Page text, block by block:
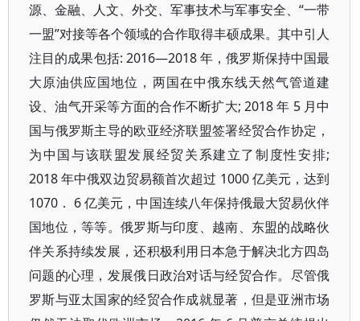
源、金融、人文、外交、军事技术与军事安全、“一带
一盟”对接等各个领域的合作取得丰硕成果。其中引人
注目的成果包括: 2016—2018 年，俄罗斯保持中国最
大原油供应国地位，两国在中俄东线天然气管道建
设、油气开采等方面的合作不断扩大; 2018 年 5 月中
国与俄罗斯主导的欧亚经济联盟签署经贸合作协定，
为中国与该联盟发展经贸关系建立了制度性安排;
2018 年中俄双边贸易额首次超过 1000 亿美元，达到
1070． 6 亿美元，中国连续八年保持俄最大贸易伙伴
国地位，等等。俄罗斯与印度、越南、东盟的战略伙
伴关系持续发展，还积极利用日本急于解决北方四岛
问题的心理，发展俄日政治对话与经贸合作。尽管俄
罗斯与亚太国家的经贸合作成就显著，但是亚洲市场